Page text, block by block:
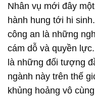
Nhân vụ mới đây
hành hung tới hi
công an là những
cám dỗ và quyền
là những đối tượng
ngành này trên thế
khủng hoảng vô